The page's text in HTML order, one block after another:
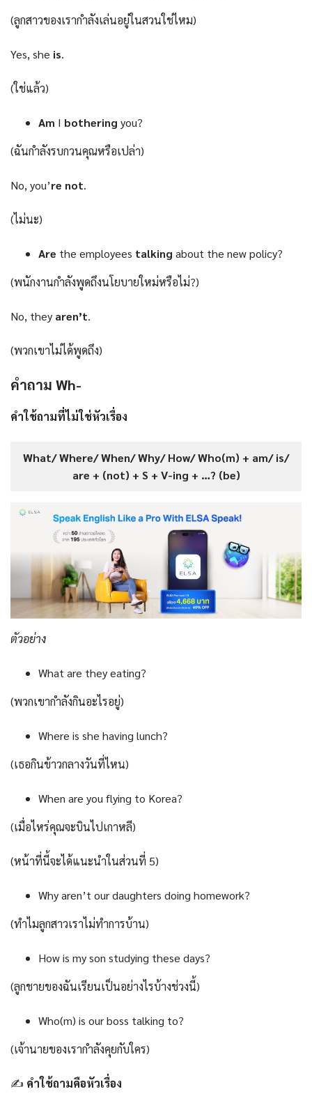
(ลูกสาวของเรากำลังเล่นอยู่ในสวนใช่ไหม)
Yes, she is.
(ใช่แล้ว)
Am I bothering you?
(ฉันกำลังรบกวนคุณหรือเปล่า)
No, you’re not.
(ไม่นะ)
Are the employees talking about the new policy?
(พนักงานกำลังพูดถึงนโยบายใหม่หรือไม่?)
No, they aren’t.
(พวกเขาไม่ได้พูดถึง)
คำถาม Wh-
คำใช้ถามที่ไม่ใช่หัวเรื่อง
What/ Where/ When/ Why/ How/ Who(m) + am/ is/
are + (not) + S + V-ing + …? (be)
ตัวอย่าง
What are they eating?
(พวกเขากำลังกินอะไรอยู่)
Where is she having lunch?
(เธอกินข้าวกลางวันที่ไหน)
When are you flying to Korea?
(เมื่อไหร่คุณจะบินไปเกาหลี)
(หน้าที่นี้จะได้แนะนำในส่วนที่ 5)
Why aren’t our daughters doing homework?
(ทำไมลูกสาวเราไม่ทำการบ้าน)
How is my son studying these days?
(ลูกชายของฉันเรียนเป็นอย่างไรบ้างช่วงนี้)
Who(m) is our boss talking to?
(เจ้านายของเรากำลังคุยกับใคร)
✍ คำใช้ถามคือหัวเรื่อง